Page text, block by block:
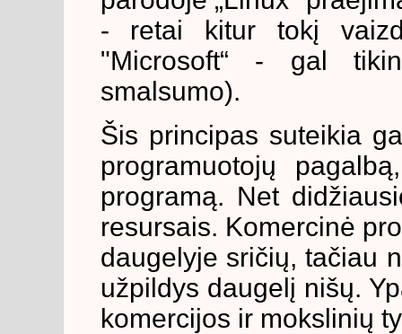
- retai kitur tokį
"Microsoft“ - gal
smalsumo).
Šis principas suteikia
programuotojų
programą. Net
resursais. Komercinė
daugelyje sričių, tačiau
užpildys daugelį nišų.
komercijos ir mokslinių